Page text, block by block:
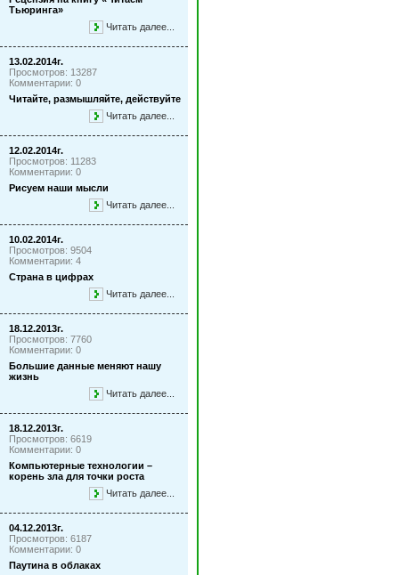
Тьюринга»
Читать далее...
13.02.2014г.
Просмотров: 13287
Комментарии: 0
Читайте, размышляйте, действуйте
Читать далее...
12.02.2014г.
Просмотров: 11283
Комментарии: 0
Рисуем наши мысли
Читать далее...
10.02.2014г.
Просмотров: 9504
Комментарии: 4
Страна в цифрах
Читать далее...
18.12.2013г.
Просмотров: 7760
Комментарии: 0
Большие данные меняют нашу
жизнь
Читать далее...
18.12.2013г.
Просмотров: 6619
Комментарии: 0
Компьютерные технологии –
корень зла для точки роста
Читать далее...
04.12.2013г.
Просмотров: 6187
Комментарии: 0
Паутина в облаках